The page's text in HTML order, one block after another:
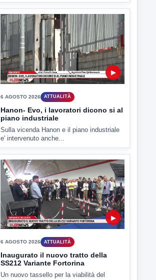
Tirata del Carro ancora in forse,
D'Ambrosio: continuiamo a lavorare
L'assessore comunale alla Cultura di
Mirabella Eclano, Raffaella Rita
D'Ambrosio,...
6 AGOSTO 2026 ATTUALITÀ
Hanon- Evo, i lavoratori dicono si al
piano industriale
Sulla vicenda Hanon e il piano industriale
e' intervenuto anche...